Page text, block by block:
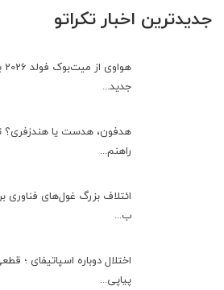
جدیدترین اخبار تکراتو
جدید...
هدفون، هدست یا هندزفری؟
راهنم...
ائتلاف بزرگ غول‌های فناوری
ب...
اختلال دوباره اسپاتیفای ؛
پیاپی...